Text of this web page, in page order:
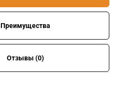
Преимущества
Отзывы (0)